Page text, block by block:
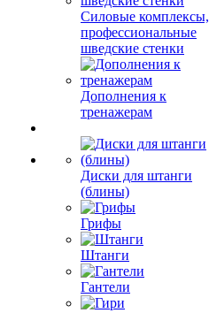
Силовые комплексы,
профессиональные
шведские стенки
Дополнения к
тренажерам
Диски для штанги
(блины)
Грифы
Штанги
Гантели